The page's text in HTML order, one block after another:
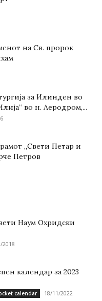
на Св. пророк
за Илинден во
во н. Аеродром,...
„Свети Петар и
Петров
Наум Охридски
2018
календар за 2023
calendar 18/11/2022